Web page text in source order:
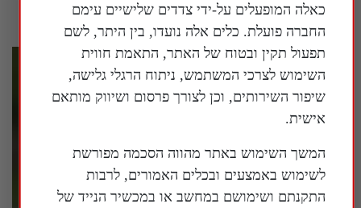
כאלה המופעלים על-ידי צדדים שלישיים עימם
החברה פועלת. כלים אלה נועדו, בין היתר, לשם
תפעול תקין ובטוח של האתר, התאמת חווית
השימוש לצרכי המשתמש, ניתוח הרגלי גלישה,
שיפור השירותים, וכן לצורך פרסום ושיווק מותאם
אישית.
המשך השימוש באתר מהווה הסכמה מפורשת
לשימוש באמצעים ובכלים האמורים, לרבות
התקנתם ושימושם במחשב או במכשיר הנייד של